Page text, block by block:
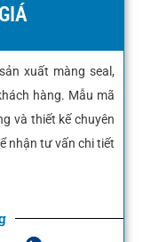
xuất màng seal,
hàng. Mẫu mã
và thiết kế chuyên
nhận tư vấn chi tiết